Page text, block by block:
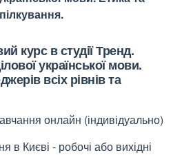
курс в студії Тренд.
української мови.
всіх рівнів та
онлайн (індивідуально)
в Києві - робочі або вихідні